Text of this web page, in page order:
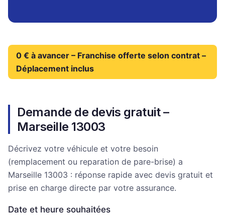
0 € à avancer – Franchise offerte selon contrat –
Déplacement inclus
Demande de devis gratuit –
Marseille 13003
Décrivez votre véhicule et votre besoin
(remplacement ou reparation de pare-brise) a
Marseille 13003 : réponse rapide avec devis gratuit et
prise en charge directe par votre assurance.
Date et heure souhaitées